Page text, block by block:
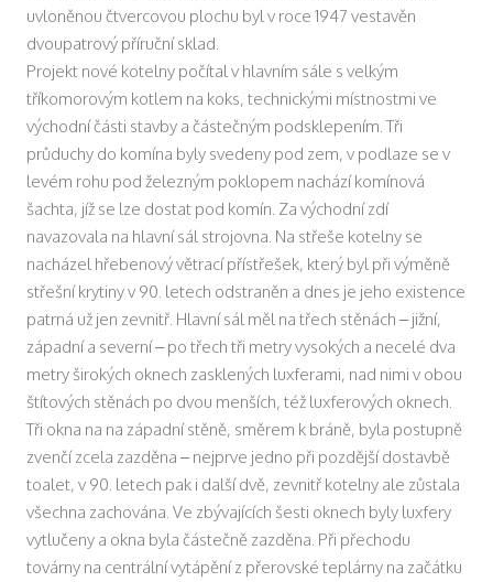
uvloněnou čtvercovou plochu byl v roce 1947 vestavěn
dvoupatrový příruční sklad.
Projekt nové kotelny počítal v hlavním sále s velkým
tříkomorovým kotlem na koks, technickými místnostmi ve
východní části stavby a částečným podsklepením. Tři
průduchy do komína byly svedeny pod zem, v podlaze se v
levém rohu pod železným poklopem nachází komínová
šachta, jíž se lze dostat pod komín. Za východní zdí
navazovala na hlavní sál strojovna. Na střeše kotelny se
nacházel hřebenový větrací přístřešek, který byl při výměně
střešní krytiny v 90. letech odstraněn a dnes je jeho existence
patrná už jen zevnitř. Hlavní sál měl na třech stěnách – jižní,
západní a severní – po třech tři metry vysokých a necelé dva
metry širokých oknech zasklených luxferami, nad nimi v obou
štítových stěnách po dvou menších, též luxferových oknech.
Tři okna na na západní stěně, směrem k bráně, byla postupně
zvenčí zcela zazděna – nejprve jedno při pozdější dostavbě
toalet, v 90. letech pak i další dvě, zevnitř kotelny ale zůstala
všechna zachována. Ve zbývajících šesti oknech byly luxfery
vytlučeny a okna byla částečně zazděna. Při přechodu
továrny na centrální vytápění z přerovské teplárny na začátku